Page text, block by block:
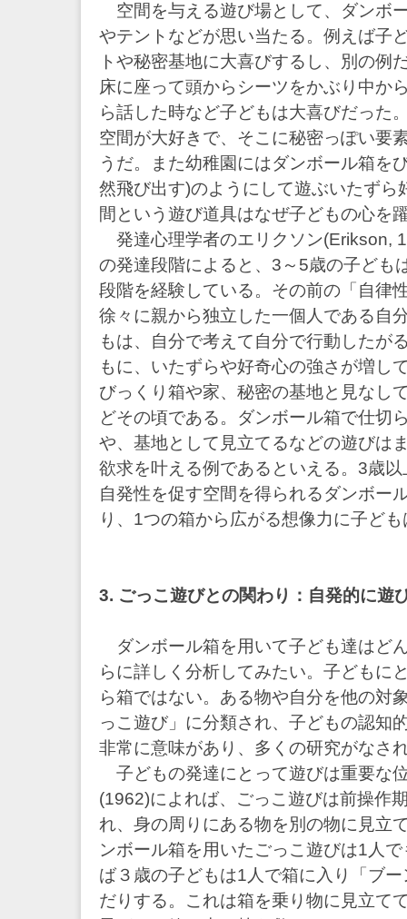
空間を与える遊び場として、ダンボ
やテントなどが思い当たる。例えば子
トや秘密基地に大喜びするし、別の例
床に座って頭からシーツをかぶり中か
ら話した時など子どもは大喜びだった
空間が大好きで、そこに秘密っぽい要
うだ。また幼稚園にはダンボール箱を
然飛び出す)のようにして遊ぶいたずら
間という遊び道具はなぜ子どもの心を
発達心理学者のエリクソン(Erikson,
の発達段階によると、3～5歳の子ども
段階を経験している。その前の「自律
徐々に親から独立した一個人である自
もは、自分で考えて自分で行動したが
もに、いたずらや好奇心の強さが増し
びっくり箱や家、秘密の基地と見なし
どその頃である。ダンボール箱で仕切
や、基地として見立てるなどの遊びは
欲求を叶える例であるといえる。3歳
自発性を促す空間を得られるダンボー
り、1つの箱から広がる想像力に子ど
3. ごっこ遊びとの関わり：自発的に遊
ダンボール箱を用いて子ども達はど
らに詳しく分析してみたい。子どもに
ら箱ではない。ある物や自分を他の対
っこ遊び」に分類され、子どもの認知
非常に意味があり、多くの研究がなさ
子どもの発達にとって遊びは重要な
(1962)によれば、ごっこ遊びは前操作
れ、身の周りにある物を別の物に見立
ンボール箱を用いたごっこ遊びは1人
ば３歳の子どもは1人で箱に入り「ブ
だりする。これは箱を乗り物に見立て